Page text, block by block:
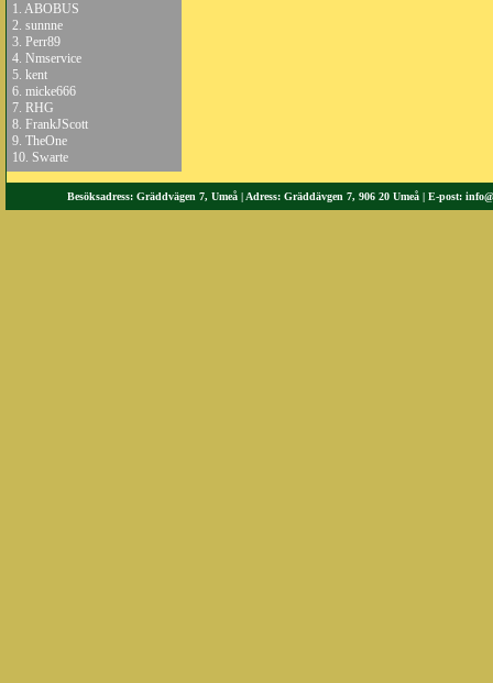
1. ABOBUS
2. sunnne
3. Perr89
4. Nmservice
5. kent
6. micke666
7. RHG
8. FrankJScott
9. TheOne
10. Swarte
Besöksadress: Gräddvägen 7, Umeå | Adress: Gräddävgen 7, 906 20 Umeå | E-post: